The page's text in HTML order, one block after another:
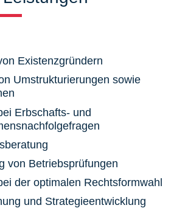
Existenzgründern
Umstrukturierungen sowie
Erbschafts- und
von Betriebsprüfungen
der optimalen Rechtsformwahl
und Strategieentwicklung